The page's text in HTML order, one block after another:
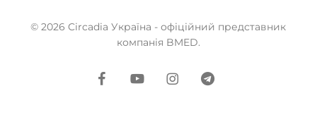
© 2026 Circadia Україна - офіційний представник
компанія BMED.
facebookyoutubeinstagramtelegram